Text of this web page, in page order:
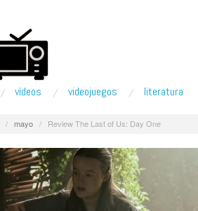
ví­deos videojuegos literatura
/ mayo / Review The Last of Us: Day One